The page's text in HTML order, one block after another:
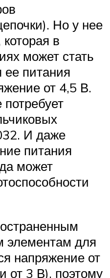
Но у нее
в
может стать
ее питания
от 4,5 В.
И даже
питания
может
элементам для
напряжение от
от 3 В), поэтому